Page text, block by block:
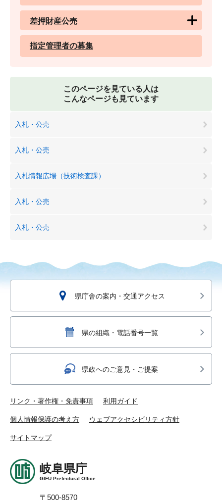
差押財産公売
指定管理者の募集
このページを見ている人は
こんなページも見ています
入札・公売
入札・公売
入札情報広場（技術検査課）
入札・公売
入札・公売
県庁舎の案内・交通アクセス
県の組織・電話番号一覧
県政へのご意見・ご提案
リンク・著作権・免責事項 利用ガイド
個人情報保護の考え方 ウェブアクセシビリティ方針
サイトマップ
岐阜県庁
GIFU Prefectural Office
〒500-8570